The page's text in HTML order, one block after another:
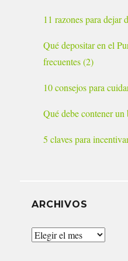
11 razones para dejar
Qué depositar en el
frecuentes (2)
10 consejos para
Qué debe contener
5 claves para
ARCHIVOS
Archivos